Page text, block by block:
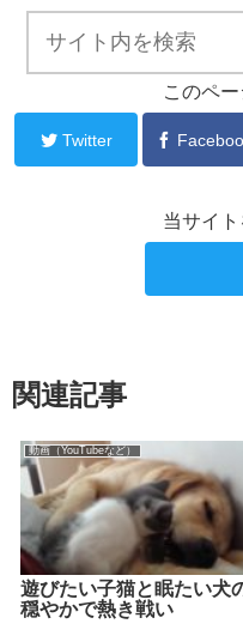
このペ
Twitter
当サイ
関連記事
動画（YouTubeなど）
遊びたい子猫と眠たい犬
穏やかで熱き戦い